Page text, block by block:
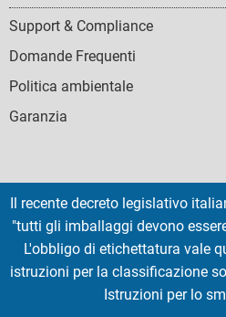
Support & Compliance
Domande Frequenti
Politica ambientale
Garanzia
SOCIAL
ICONS
English French Deutsch
Il recente decreto legislativo
"tutti gli imballaggi devono
L'obbligo di etichettatura vale
istruzioni per la classificazione
Istruzioni per lo